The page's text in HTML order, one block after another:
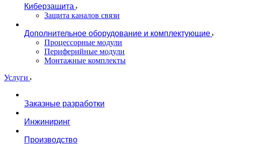
Киберзащита
Защита каналов связи
Дополнительное оборудование и комплектующие
Процессорные модули
Периферийные модули
Монтажные комплекты
Услуги
Заказные разработки
Инжиниринг
Производство